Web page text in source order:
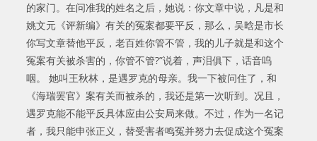
的家门。在问准我的姓名之后，她说：你文章中说，凡是和
姚文元《评新编》有关的冤案都要平反，那么，吴晗是市长
你写文章替他平反，老百姓你管不管，我的儿子就是和这个
冤案有关被杀害的，你管不管?”说着，声泪俱下，话音呜
咽。 她叫王秋林，是遇罗克的母亲。我一下被问住了，和
《海瑞罢官》案有关而被杀的，我还是第一次听到。况且，
遇罗克能不能平反具体应由公安局来做。不过，作为一名记
者，我只能申张正义，替受害者鸣冤并努力去促成这个冤案